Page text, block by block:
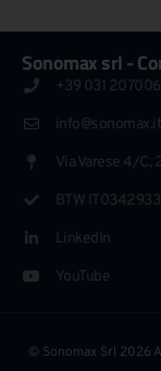
Sonomax srl -
+39 031
info@sonomax.it
Via Varese 4/C,
BTW
LinkedIn
YouTube
© Sonomax Srl 2026